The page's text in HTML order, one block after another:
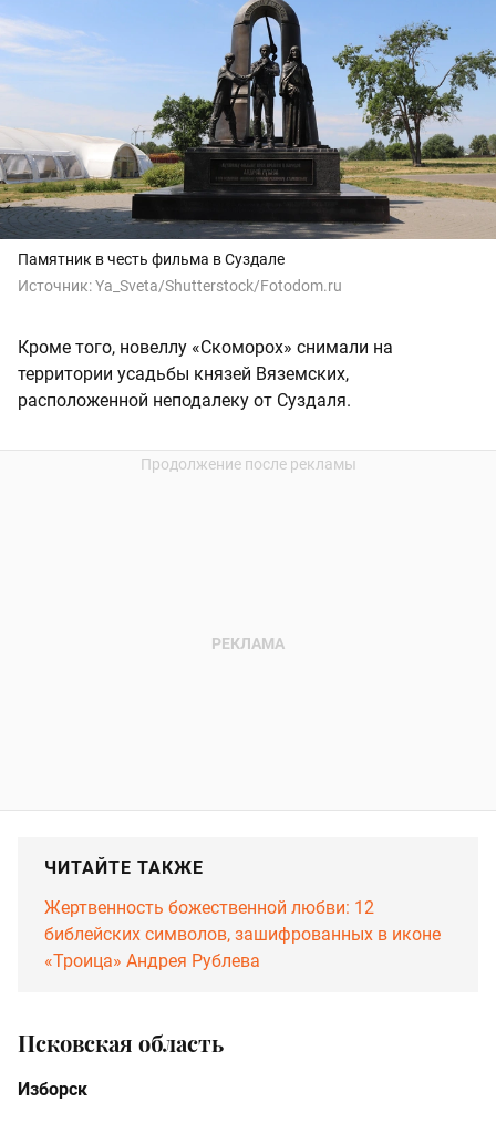
Памятник в честь фильма в Суздале
Источник:Ya_Sveta/Shutterstock/Fotodom.ru
Кроме того, новеллу «Скоморох» снимали на
территории усадьбы князей Вяземских,
расположенной неподалеку от Суздаля.
ЧИТАЙТЕ ТАКЖЕ
Жертвенность божественной любви: 12
библейских символов, зашифрованных в иконе
«Троица» Андрея Рублева
Псковская область
Изборск